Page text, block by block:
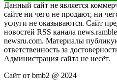
Данный сайт не является
сайте ни чего не продают, ни
услуги не оказываются. Сайт
новостей RSS канала
newsru.com. Материалы
ответственность за
Администрация сайта не несёт.
Сайт от bmb2 @ 2024